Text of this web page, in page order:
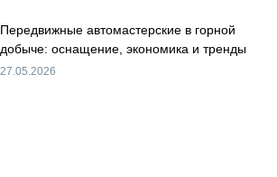
Передвижные автомастерские в горной
добыче: оснащение, экономика и тренды
27.05.2026